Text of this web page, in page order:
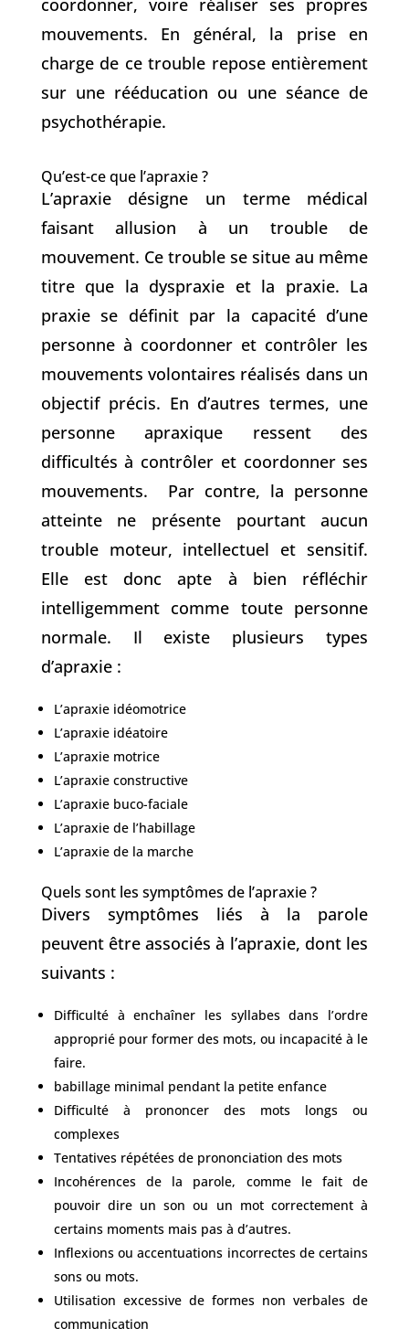
coordonner, voire réaliser ses propres
mouvements. En général, la prise en
charge de ce trouble repose entièrement
sur une rééducation ou une séance de
psychothérapie.
Qu’est-ce que l’apraxie ?
L’apraxie désigne un terme médical
faisant allusion à un trouble de
mouvement. Ce trouble se situe au même
titre que la dyspraxie et la praxie. La
praxie se définit par la capacité d’une
personne à coordonner et contrôler les
mouvements volontaires réalisés dans un
objectif précis. En d’autres termes, une
personne apraxique ressent des
difficultés à contrôler et coordonner ses
mouvements. Par contre, la personne
atteinte ne présente pourtant aucun
trouble moteur, intellectuel et sensitif.
Elle est donc apte à bien réfléchir
intelligemment comme toute personne
normale. Il existe plusieurs types
d’apraxie :
L’apraxie idéomotrice
L’apraxie idéatoire
L’apraxie motrice
L’apraxie constructive
L’apraxie buco-faciale
L’apraxie de l’habillage
L’apraxie de la marche
Quels sont les symptômes de l’apraxie ?
Divers symptômes liés à la parole
peuvent être associés à l’apraxie, dont les
suivants :
Difficulté à enchaîner les syllabes dans l’ordre
approprié pour former des mots, ou incapacité à le
faire.
babillage minimal pendant la petite enfance
Difficulté à prononcer des mots longs ou
complexes
Tentatives répétées de prononciation des mots
Incohérences de la parole, comme le fait de
pouvoir dire un son ou un mot correctement à
certains moments mais pas à d’autres.
Inflexions ou accentuations incorrectes de certains
sons ou mots.
Utilisation excessive de formes non verbales de
communication